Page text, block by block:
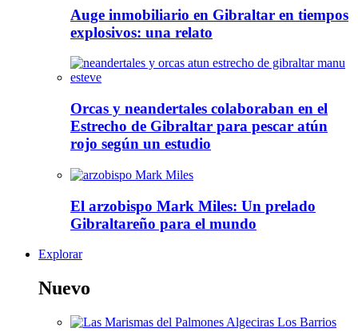
Auge inmobiliario en Gibraltar en tiempos
explosivos: una relato
Orcas y neandertales colaboraban en el
Estrecho de Gibraltar para pescar atún
rojo según un estudio
El arzobispo Mark Miles: Un prelado
Gibraltareño para el mundo
Explorar
Nuevo